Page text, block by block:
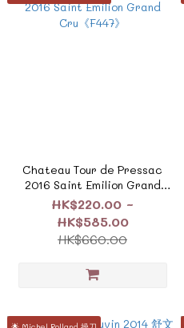
Chateau Tour de Pressac
2016 Saint Emilion Grand
Cru《F447》
HK$220.00 ~
HK$585.00
HK$660.00